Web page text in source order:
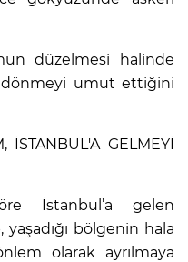
düzelmesi halinde
dönmeyi umut ettiğini
İSTANBUL'A GELMEYİ
İstanbul’a gelen
bölgenin hala
olarak ayrılmaya